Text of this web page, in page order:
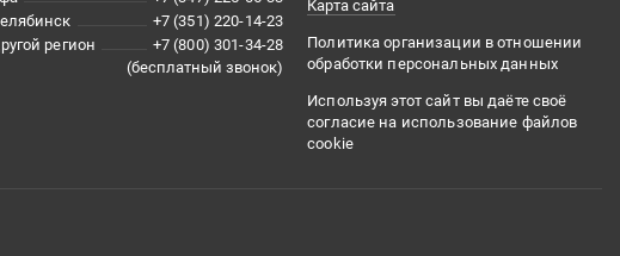
+7 (351) 220-14-23
регион
+7 (800) 301-34-28
(бесплатный звонок)
Карта сайта
Политика организации в отношении
обработки персональных данных
Используя этот сайт вы даёте своё
согласие на использование файлов
cookie